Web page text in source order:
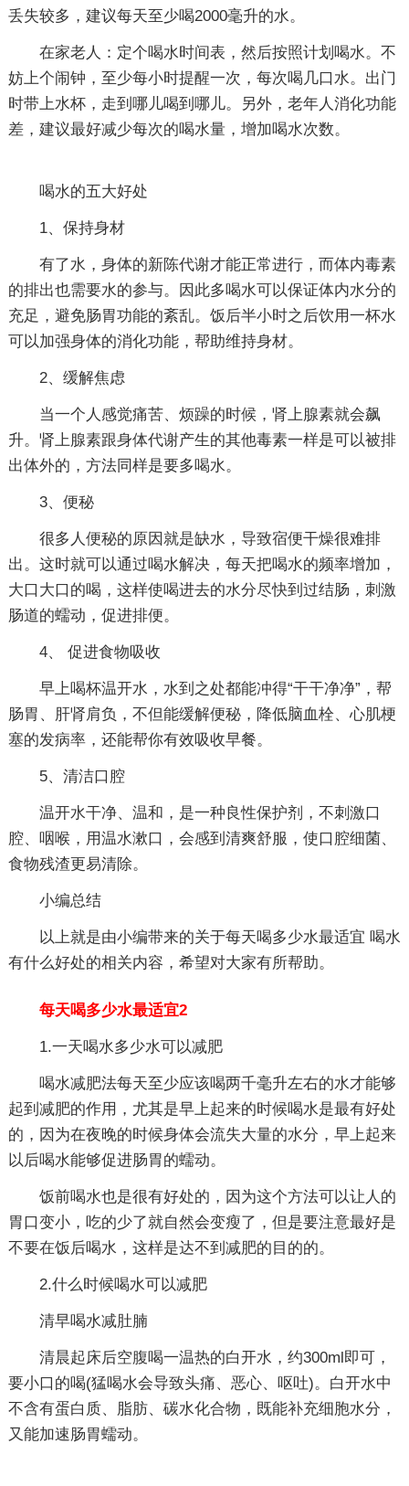
丢失较多，建议每天至少喝2000毫升的水。
在家老人：定个喝水时间表，然后按照计划喝水。不
妨上个闹钟，至少每小时提醒一次，每次喝几口水。出门
时带上水杯，走到哪儿喝到哪儿。另外，老年人消化功能
差，建议最好减少每次的喝水量，增加喝水次数。
喝水的五大好处
1、保持身材
有了水，身体的新陈代谢才能正常进行，而体内毒素
的排出也需要水的参与。因此多喝水可以保证体内水分的
充足，避免肠胃功能的紊乱。饭后半小时之后饮用一杯水
可以加强身体的消化功能，帮助维持身材。
2、缓解焦虑
当一个人感觉痛苦、烦躁的时候，肾上腺素就会飙
升。肾上腺素跟身体代谢产生的其他毒素一样是可以被排
出体外的，方法同样是要多喝水。
3、便秘
很多人便秘的原因就是缺水，导致宿便干燥很难排
出。这时就可以通过喝水解决，每天把喝水的频率增加，
大口大口的喝，这样使喝进去的水分尽快到过结肠，刺激
肠道的蠕动，促进排便。
4、 促进食物吸收
早上喝杯温开水，水到之处都能冲得“干干净净”，帮
肠胃、肝肾肩负，不但能缓解便秘，降低脑血栓、心肌梗
塞的发病率，还能帮你有效吸收早餐。
5、清洁口腔
温开水干净、温和，是一种良性保护剂，不刺激口
腔、咽喉，用温水漱口，会感到清爽舒服，使口腔细菌、
食物残渣更易清除。
小编总结
以上就是由小编带来的关于每天喝多少水最适宜 喝水
有什么好处的相关内容，希望对大家有所帮助。
每天喝多少水最适宜2
1.一天喝水多少水可以减肥
喝水减肥法每天至少应该喝两千毫升左右的水才能够
起到减肥的作用，尤其是早上起来的时候喝水是最有好处
的，因为在夜晚的时候身体会流失大量的水分，早上起来
以后喝水能够促进肠胃的蠕动。
饭前喝水也是很有好处的，因为这个方法可以让人的
胃口变小，吃的少了就自然会变瘦了，但是要注意最好是
不要在饭后喝水，这样是达不到减肥的目的的。
2.什么时候喝水可以减肥
清早喝水减肚腩
清晨起床后空腹喝一温热的白开水，约300ml即可，
要小口的喝(猛喝水会导致头痛、恶心、呕吐)。白开水中
不含有蛋白质、脂肪、碳水化合物，既能补充细胞水分，
又能加速肠胃蠕动。